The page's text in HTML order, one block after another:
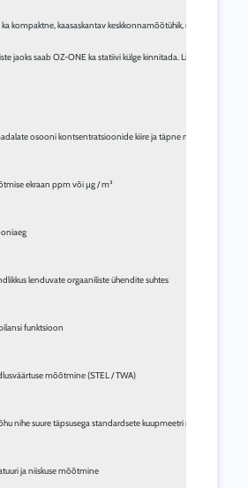
ka kompaktne, kaasaskantav keskkonnamõõtühik, mille abil
jaoks saab OZ-ONE ka statiivi külge kinnitada. Lisaks on
osooni kontsentratsioonide kiire ja täpne määramine
ekraan ppm või µg / m³
lenduvate orgaaniliste ühendite suhtes
funktsioon
mõõtmine (STEL / TWA)
nihe suure täpsusega standardsete kuupmeetri mõõtmiste jaoks
ja niiskuse mõõtmine